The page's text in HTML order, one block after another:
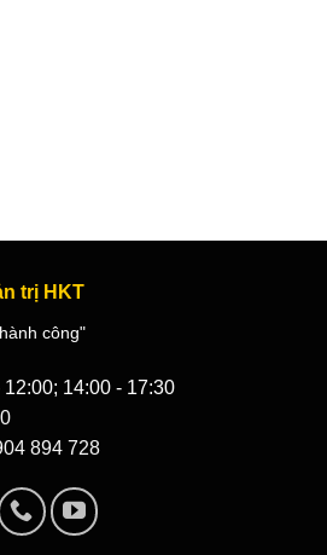
trị HKT
công"
14:00 - 17:30
894 728